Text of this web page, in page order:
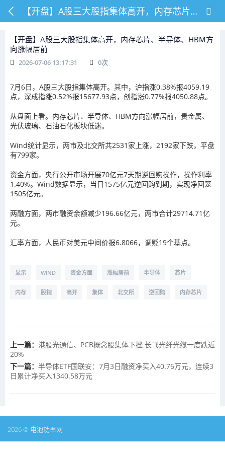
【开盘】A股三大股指集体高开，内存芯片、半导体、HBM方向涨幅居前
【开盘】A股三大股指集体高开，内存芯片、半导体、HBM方
向涨幅居前
2026-07-06 13:17:31 0次
7月6日，A股三大股指集体高开。其中，沪指涨0.38%报4059.19
点，深成指涨0.52%报15677.93点，创指涨0.77%报4050.88点。
从盘面上看。内存芯片、半导体、HBM方向涨幅居前，贵金属、
光伏玻璃、石油石化板块低迷。
Wind统计显示，两市及北交所共2531家上涨，2192家下跌，平盘
有799家。
资金方面，央行公开市场开展70亿元7天期逆回购操作，操作利率
1.40%。Wind数据显示，当日1575亿元逆回购到期，实现净回笼
1505亿元。
两融方面，两市融资余额减少196.66亿元，两市合计29714.71亿
元。
汇率方面，人民币对美元中间价报6.8066，调贬19个基点。
显示 WIND 资金方面 涨幅居前 半导体 芯片
内存 股指 高开 集体 北交所 逆回购 内存芯片
上一篇： 港股光通信、PCB概念股集体下挫 长飞光纤光缆一度跌近
20%
下一篇： 半导体ETF国联安：7月3日融资净买入40.76万元，连续3
日累计净买入1340.58万元
2026 © 电池功率网